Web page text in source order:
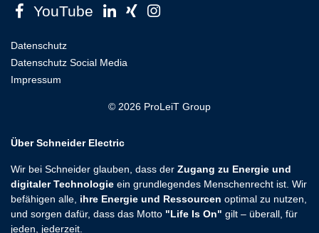
YouTube
Datenschutz
Datenschutz Social Media
Impressum
© 2026 ProLeiT Group
Über Schneider Electric
Wir bei Schneider glauben, dass der Zugang zu Energie und
digitaler Technologie ein grundlegendes Menschenrecht ist. Wir
befähigen alle, ihre Energie und Ressourcen optimal zu nutzen,
und sorgen dafür, dass das Motto "Life Is On" gilt – überall, für
jeden, jederzeit.